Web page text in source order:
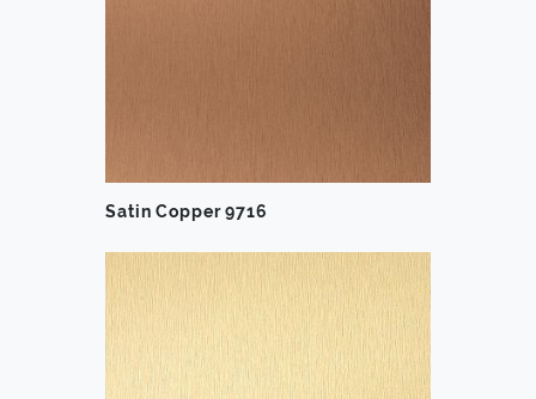
Satin Copper 9716